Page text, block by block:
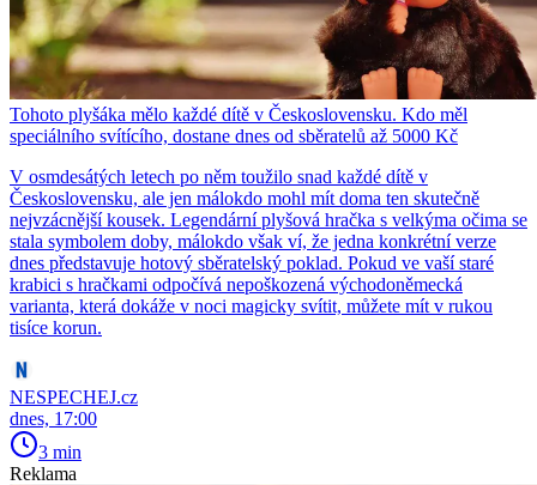
Tohoto plyšáka mělo každé dítě v Československu. Kdo měl
speciálního svítícího, dostane dnes od sběratelů až 5000 Kč
V osmdesátých letech po něm toužilo snad každé dítě v
Československu, ale jen málokdo mohl mít doma ten skutečně
nejvzácnější kousek. Legendární plyšová hračka s velkýma očima se
stala symbolem doby, málokdo však ví, že jedna konkrétní verze
dnes představuje hotový sběratelský poklad. Pokud ve vaší staré
krabici s hračkami odpočívá nepoškozená východoněmecká
varianta, která dokáže v noci magicky svítit, můžete mít v rukou
tisíce korun.
NESPECHEJ.cz
dnes, 17:00
3 min
Reklama